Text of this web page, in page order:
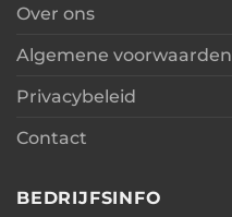
Over ons
Algemene voorwaarden
Privacybeleid
Contact
BEDRIJFSINFO